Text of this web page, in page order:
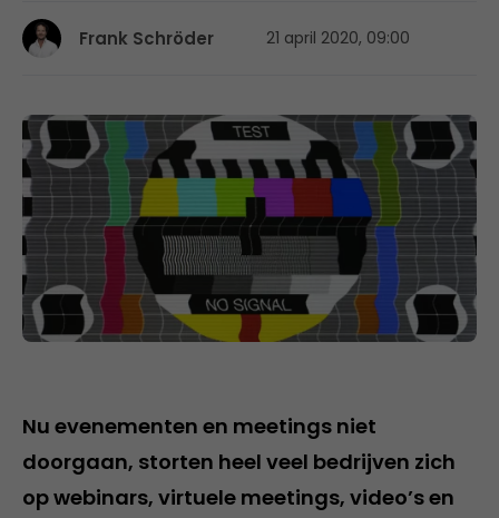
Frank Schröder 21 april 2020, 09:00
Nu evenementen en meetings niet
doorgaan, storten heel veel bedrijven zich
op webinars, virtuele meetings, video’s en